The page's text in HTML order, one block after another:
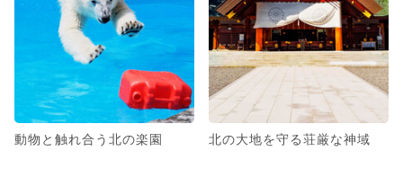
動物と触れ合う北の楽園 北の大地を守る荘厳な神域